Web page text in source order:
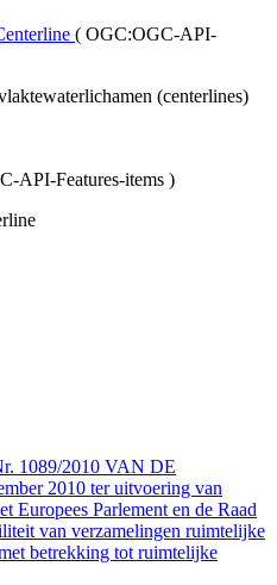
( OGC:OGC-API-
(centerlines)
API-Features-items )
1089/2010 VAN DE
2010 ter uitvoering van
Europees Parlement en de Raad
van verzamelingen ruimtelijke
betrekking tot ruimtelijke